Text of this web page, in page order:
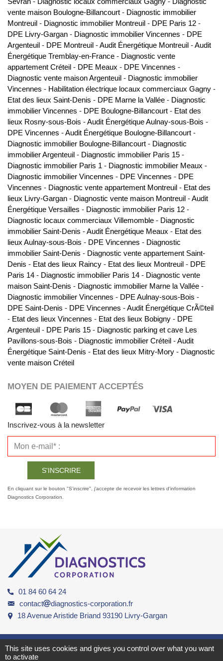
vente maison Boulogne-Billancourt - Diagnostic immobilier
Montreuil - Diagnostic immobilier Montreuil - DPE Paris 12 -
DPE Livry-Gargan - Diagnostic immobilier Vincennes - DPE
Argenteuil - DPE Montreuil -Audit Énergétique Montreuil -Audit
Énergétique Tremblay-en-France - Diagnostic vente
appartement Créteil - DPE Meaux - DPE Vincennes -
Diagnostic vente maison Argenteuil - Diagnostic immobilier
Vincennes - Habilitation électrique locaux commerciaux Gagny -
Etat des lieux Saint-Denis - DPE Marne la Vallée - Diagnostic
immobilier Vincennes - DPE Boulogne-Billancourt - Etat des
lieux Rosny-sous-Bois -Audit Énergétique Aulnay-sous-Bois -
DPE Vincennes -Audit Énergétique Boulogne-Billancourt -
Diagnostic immobilier Boulogne-Billancourt - Diagnostic
immobilier Argenteuil - Diagnostic immobilier Paris 15 -
Diagnostic immobilier Paris 1 - Diagnostic immobilier Meaux -
Diagnostic immobilier Vincennes - DPE Vincennes - DPE
Vincennes - Diagnostic vente appartement Montreuil - Etat des
lieux Livry-Gargan - Diagnostic vente maison Montreuil -Audit
Énergétique Versailles - Diagnostic immobilier Paris 12 -
Diagnostic locaux commerciaux Villemomble - Diagnostic
immobilier Saint-Denis -Audit Énergétique Meaux - Etat des
lieux Aulnay-sous-Bois - DPE Vincennes - Diagnostic
immobilier Saint-Denis - Diagnostic vente appartement Saint-
Denis - Etat des lieux Raincy - Etat des lieux Montreuil - DPE
Paris 14 - Diagnostic immobilier Paris 14 - Diagnostic vente
maison Saint-Denis - Diagnostic immobilier Marne la Vallée -
Diagnostic immobilier Vincennes - DPE Aulnay-sous-Bois -
DPE Saint-Denis - DPE Vincennes -Audit Énergétique CrÃ©teil
- Etat des lieux Vincennes - Etat des lieux Bobigny - DPE
Argenteuil - DPE Paris 15 - Diagnostic parking et cave Les
Pavillons-sous-Bois - Diagnostic immobilier Créteil -Audit
Énergétique Saint-Denis - Etat des lieux Mitry-Mory - Diagnostic
vente maison Créteil
MOYEN DE PAIEMENT ACCEPTÉS
Inscrivez-vous à la newsletter
En cliquant sur le bouton "S'inscrire", j'accepte de recevoir les lettres d'information
Diagnostics Corporation.
01 84 60 64 24
contact
diagnostics-corporation.fr
18 Avenue Aristide Briand 93190 Livry-Gargan
©DIAGNOSTICS CORPORATION-Diagnostic immobilier Livry Gargan
This site uses cookies and gives you control over what you want
to activate